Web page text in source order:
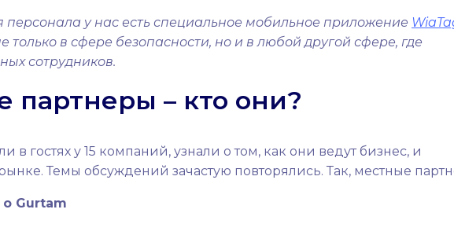
персонала у нас есть специальное мобильное приложение
только в сфере безопасности, но и в любой другой сфере, где
сотрудников.
партнеры – кто они?
гостях у 15 компаний, узнали о том, как они ведут бизнес, и
Темы обсуждений зачастую повторялись. Так, местные
Gurtam